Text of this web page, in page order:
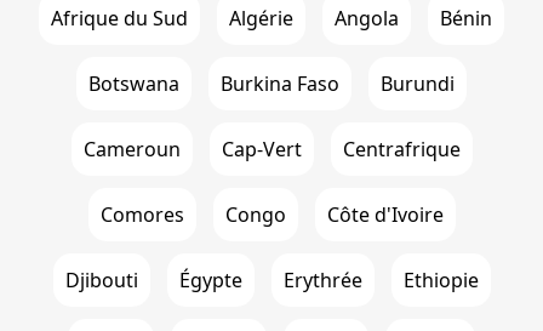
Afrique du Sud Algérie Angola Bénin
Botswana Burkina Faso Burundi
Cameroun Cap-Vert Centrafrique
Comores Congo Côte d'Ivoire
Djibouti Égypte Erythrée Ethiopie